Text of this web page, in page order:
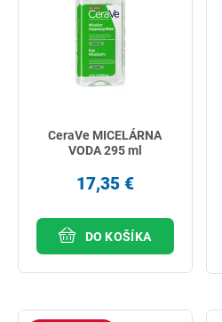
CeraVe MICELÁRNA
VODA 295 ml
17,35 €
DO KOŠÍKA